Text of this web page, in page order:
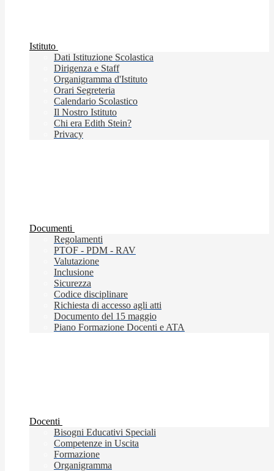
Istituto
Dati Istituzione Scolastica
Dirigenza e Staff
Organigramma d'Istituto
Orari Segreteria
Calendario Scolastico
Il Nostro Istituto
Chi era Edith Stein?
Privacy
Documenti
Regolamenti
PTOF - PDM - RAV
Valutazione
Inclusione
Sicurezza
Codice disciplinare
Richiesta di accesso agli atti
Documento del 15 maggio
Piano Formazione Docenti e ATA
Docenti
Bisogni Educativi Speciali
Competenze in Uscita
Formazione
Organigramma